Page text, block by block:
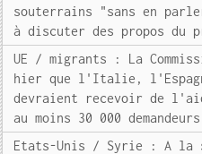
souterrains "sans en
à discuter des propos du
UE / migrants : La
hier que l'Italie,
devraient recevoir de
au moins 30 000
Etats-Unis / Syrie : A